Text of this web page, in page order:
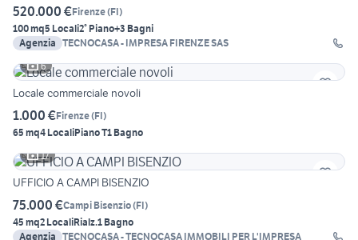
520.000 €Firenze(FI)
100 mq5 Locali2° Piano+3 Bagni
Agenzia TECNOCASA - IMPRESA FIRENZE SAS
6
Locale commerciale novoli
1.000 €Firenze(FI)
65 mq4 LocaliPiano T1 Bagno
17
UFFICIO A CAMPI BISENZIO
75.000 €Campi Bisenzio(FI)
45 mq2 LocaliRialz.1 Bagno
Agenzia TECNOCASA - TECNOCASA IMMOBILI PER L'IMPRESA